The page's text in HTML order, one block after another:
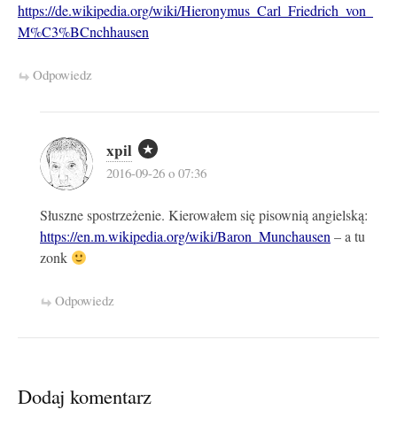
https://de.wikipedia.org/wiki/Hieronymus_Carl_Friedrich_von_
M%C3%BCnchhausen
Odpowiedz
xpil
2016-09-26 o 07:36
Słuszne spostrzeżenie. Kierowałem się pisownią angielską:
https://en.m.wikipedia.org/wiki/Baron_Munchausen– a tu
zonk
Odpowiedz
Dodaj komentarz